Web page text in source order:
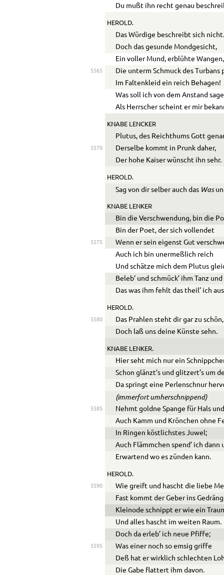
Du mußt ihn recht genau
HEROLD.
Das Würdige beschreibt sich
Doch das gesunde Mondgesicht,
Ein voller Mund, erblühte Wangen,
5565
Die unterm Schmuck des Turbans
Im Faltenkleid ein reich Behagen!
Was soll ich von dem Anstand
Als Herrscher scheint er mir
KNABE LENCKER
Plutus, des Reichthums Gott
5570
Derselbe kommt in Prunk daher,
Der hohe Kaiser wünscht ihn sehr.
HEROLD.
Sag von dir selber auch das Was
KNABE LENKER
Bin die Verschwendung, bin die
Bin der Poet, der sich vollendet
5575
Wenn er sein eigenst Gut
Auch ich bin unermeßlich reich
Und schätze mich dem Plutus
Beleb’ und schmück’ ihm Tanz und
Das was ihm fehlt das theil’ ich
HEROLD.
5580
Das Prahlen steht dir gar zu schön,
Doch laß uns deine Künste sehn.
KNABE LENKER.
Hier seht mich nur ein
Schon glänzt’s und glitzert’s um
Da springt eine Perlenschnur
(immerfort umherschnippend)
5585
Nehmt goldne Spange für Hals
Auch Kamm und Krönchen ohne
In Ringen köstlichstes Juwel;
Auch Flämmchen spend’ ich dann
Erwartend wo es zünden kann.
HEROLD.
5590
Wie greift und hascht die liebe
Fast kommt der Geber ins
Kleinode schnippt er wie ein
Und alles hascht im weiten Raum.
Doch da erleb’ ich neue Pfiffe;
5595
Was einer noch so emsig griffe
Deß hat er wirklich schlechten
Die Gabe flattert ihm davon.